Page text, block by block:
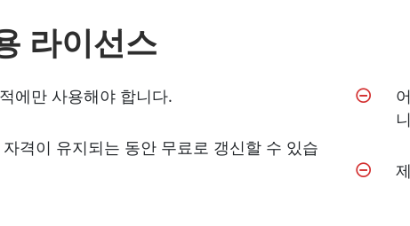
라이선스
에만 사용해야 합니다.
격이 유지되는 동안 무료로 갱신할 수 있습